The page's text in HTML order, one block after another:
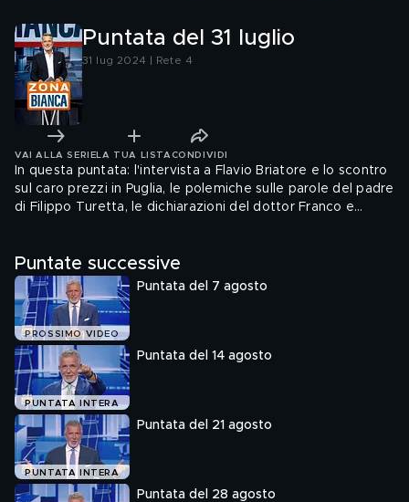
Puntata del 31 luglio
31 lug 2024 | Rete 4
VAI ALLA SERIE LA TUA LISTA CONDIVIDI
In questa puntata: l'intervista a Flavio Briatore e lo scontro
sul caro prezzi in Puglia, le polemiche sulle parole del padre
di Filippo Turetta, le dichiarazioni del dottor Franco e
Puntate successive
PROSSIMO VIDEO
Puntata del 7 agosto
PUNTATA INTERA
Puntata del 14 agosto
PUNTATA INTERA
Puntata del 21 agosto
Puntata del 28 agosto